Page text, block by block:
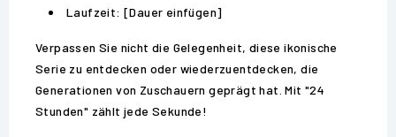
Laufzeit: [Dauer einfügen]
Verpassen Sie nicht die Gelegenheit, diese ikonische
Serie zu entdecken oder wiederzuentdecken, die
Generationen von Zuschauern geprägt hat. Mit "24
Stunden" zählt jede Sekunde!